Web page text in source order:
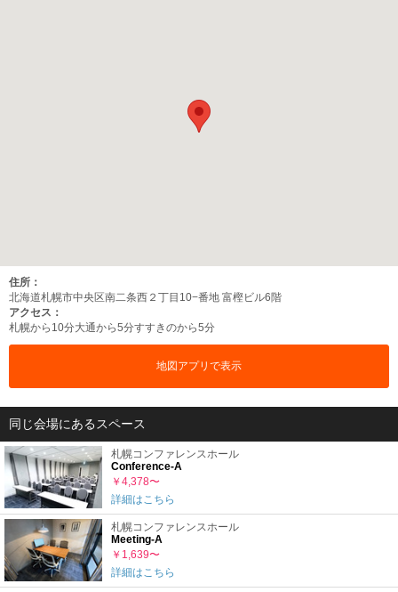
住所：
北海道札幌市中央区南二条西２丁目10−番地 富樫ビル6階
アクセス：
札幌から10分大通から5分すすきのから5分
地図アプリで表示
同じ会場にあるスペース
札幌コンファレンスホール
Conference-A
￥4,378〜
詳細はこちら
札幌コンファレンスホール
Meeting-A
￥1,639〜
詳細はこちら